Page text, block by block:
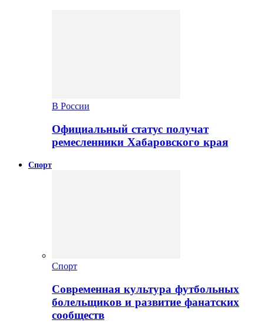
В России
Официальный статус получат
ремесленники Хабаровского края
Спорт
Спорт
Современная культура футбольных
болельщиков и развитие фанатских
сообществ